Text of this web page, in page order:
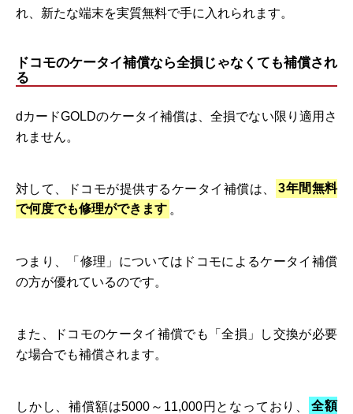
れ、新たな端末を実質無料で手に入れられます。
ドコモのケータイ補償なら全損じゃなくても補償され
る
dカードGOLDのケータイ補償は、全損でない限り適用さ
れません。
対して、ドコモが提供するケータイ補償は、
3年間無料
で何度でも修理ができます 。
つまり、「修理」についてはドコモによるケータイ補償
の方が優れているのです。
また、ドコモのケータイ補償でも「全損」し交換が必要
な場合でも補償されます。
しかし、補償額は5000～11,000円となっており、
全額